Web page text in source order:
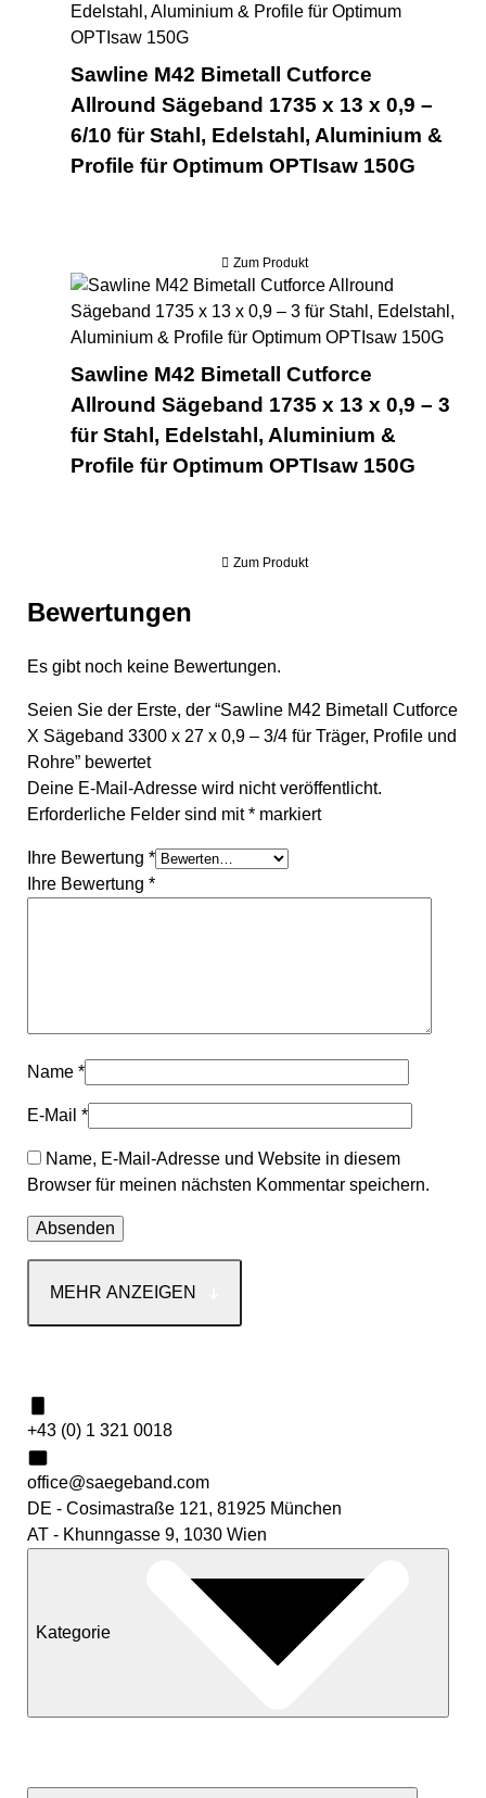
Sawline M42 Bimetall Cutforce
Allround Sägeband 1735 x 13 x 0,9 –
6/10 für Stahl, Edelstahl, Aluminium &
Profile für Optimum OPTIsaw 150G
Zum Produkt
Sawline M42 Bimetall Cutforce
Allround Sägeband 1735 x 13 x 0,9 – 3
für Stahl, Edelstahl, Aluminium &
Profile für Optimum OPTIsaw 150G
Zum Produkt
Bewertungen
Es gibt noch keine Bewertungen.
Seien Sie der Erste, der “Sawline M42 Bimetall Cutforce
X Sägeband 3300 x 27 x 0,9 – 3/4 für Träger, Profile und
Rohre” bewertet
Deine E-Mail-Adresse wird nicht veröffentlicht.
Erforderliche Felder sind mit* markiert
Ihre Bewertung *
Ihre Bewertung *
Name *
E-Mail *
Name, E-Mail-Adresse und Website in diesem
Browser für meinen nächsten Kommentar speichern.
MEHR ANZEIGEN
+43 (0) 1 321 0018
office@saegeband.com
DE - Cosimastraße 121, 81925 München
AT - Khunngasse 9, 1030 Wien
Kategorie